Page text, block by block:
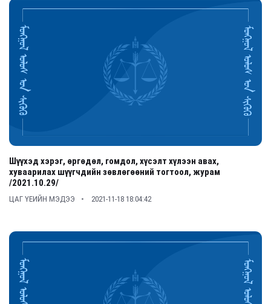
Шүүхэд хэрэг, өргөдөл, гомдол, хүсэлт хүлээн авах,
хуваарилах шүүгчдийн зөвлөгөөний тогтоол, журам
/2021.10.29/
ЦАГ ҮЕИЙН МЭДЭЭ 2021-11-18 18:04:42